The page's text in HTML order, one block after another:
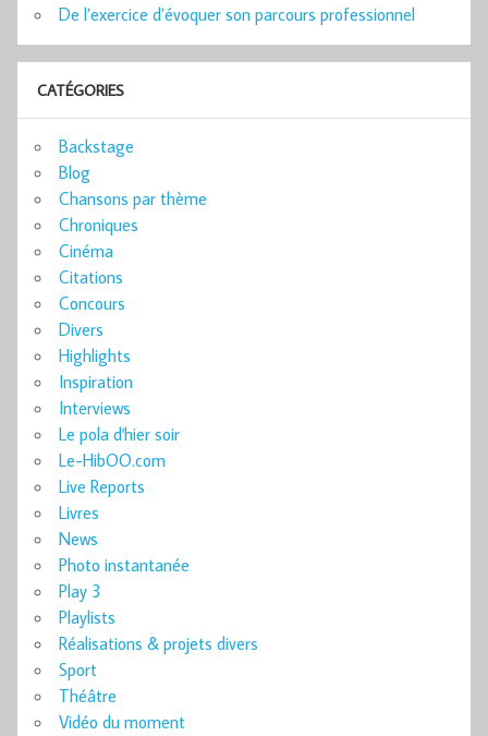
De l’exercice d’évoquer son parcours professionnel
CATÉGORIES
Backstage
Blog
Chansons par thème
Chroniques
Cinéma
Citations
Concours
Divers
Highlights
Inspiration
Interviews
Le pola d'hier soir
Le-HibOO.com
Live Reports
Livres
News
Photo instantanée
Play 3
Playlists
Réalisations & projets divers
Sport
Théâtre
Vidéo du moment